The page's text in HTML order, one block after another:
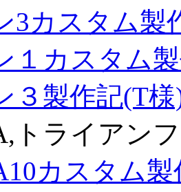
3カスタム製
１カスタム
３製作記(T様
トライアンフ
カスタム製